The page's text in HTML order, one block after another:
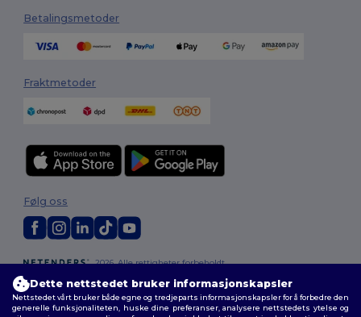
Betalingsmetoder
Fraktmetoder
2026. Alle rettigheter forbeholdt
Generelle Vilkår| personvernerklæring|
Retningslinjer for
informasjonskapsler |Nettstedsoversikt
Følg oss
Dette nettstedet bruker informasjonskapsler
Nettstedet vårt bruker både egne og tredjeparts informasjonskapsler for å forbedre den
generelle funksjonaliteten, huske dine preferanser, analysere nettstedets ytelse og